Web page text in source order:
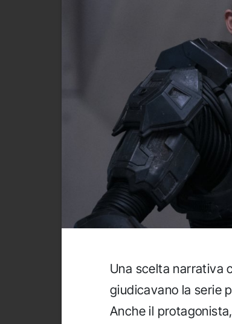
Una scelta narrativa
giudicavano la serie
Anche il protagonista,